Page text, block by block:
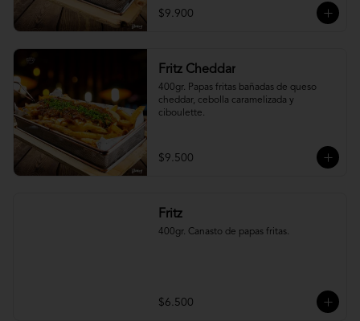
$9.900
Fritz Cheddar
400gr. Papas fritas bañadas de queso
cheddar, cebolla caramelizada y
ciboulette.
$9.500
Fritz
400gr. Canasto de papas fritas.
$6.500